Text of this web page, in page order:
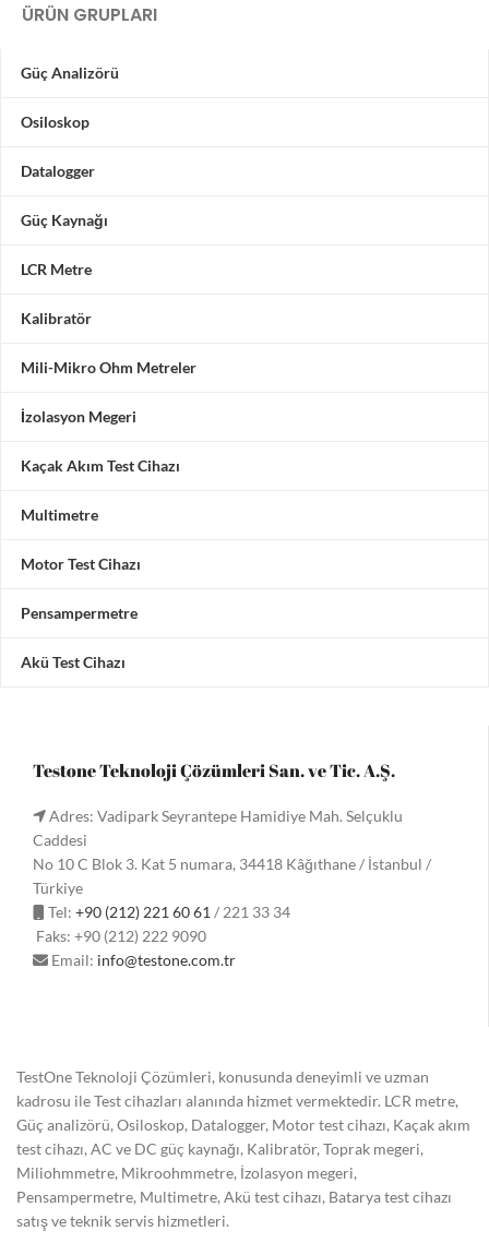
ÜRÜN GRUPLARI
Güç Analizörü
Osiloskop
Datalogger
Güç Kaynağı
LCR Metre
Kalibratör
Mili-Mikro Ohm Metreler
İzolasyon Megeri
Kaçak Akım Test Cihazı
Multimetre
Motor Test Cihazı
Pensampermetre
Akü Test Cihazı
Testone Teknoloji Çözümleri San. ve Tic. A.Ş.
Adres: Vadipark Seyrantepe Hamidiye Mah. Selçuklu
Caddesi
No 10 C Blok 3. Kat 5 numara, 34418 Kâğıthane / İstanbul /
Türkiye
Tel: +90 (212) 221 60 61 / 221 33 34
Faks: +90 (212) 222 9090
Email: info@testone.com.tr
TestOne Teknoloji Çözümleri, konusunda deneyimli ve uzman
kadrosu ile Test cihazları alanında hizmet vermektedir. LCR metre,
Güç analizörü, Osiloskop, Datalogger, Motor test cihazı, Kaçak akım
test cihazı, AC ve DC güç kaynağı, Kalibratör, Toprak megeri,
Miliohmmetre, Mikroohmmetre, İzolasyon megeri,
Pensampermetre, Multimetre, Akü test cihazı, Batarya test cihazı
satış ve teknik servis hizmetleri.